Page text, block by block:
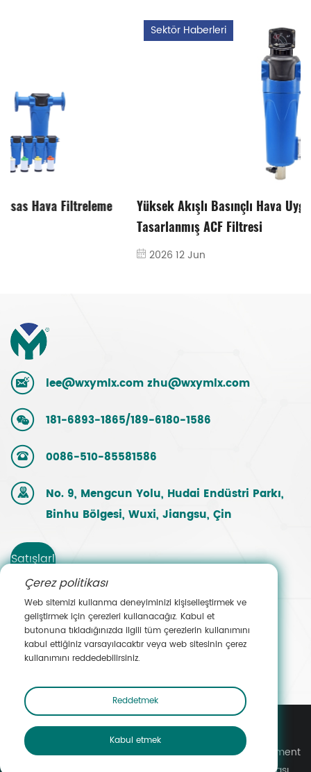
Yüksek Akışlı Basınçlı Hava Uygulamaları için
lee@wxymlx.com zhu@wxymlx.com
181-6893-1865/189-6180-1586
0086-510-85581586
No. 9, Mengcun Yolu, Hudai Endüstri Parkı,
Binhu Bölgesi, Wuxi, Jiangsu, Çin
Satışlarl
a
İletişim
e Geçin
Telif Hakkı © Wuxi Yuanmei Filtration & Purification Equipment
Çerez politikası
Web sitemizi kullanma deneyiminizi kişiselleştirmek ve
geliştirmek için çerezleri kullanacağız. Kabul et
butonuna tıkladığınızda ilgili tüm çerezlerin kullanımını
kabul ettiğiniz varsayılacaktır veya web sitesinin çerez
kullanımını reddedebilirsiniz.
Reddetmek
Kabul etmek